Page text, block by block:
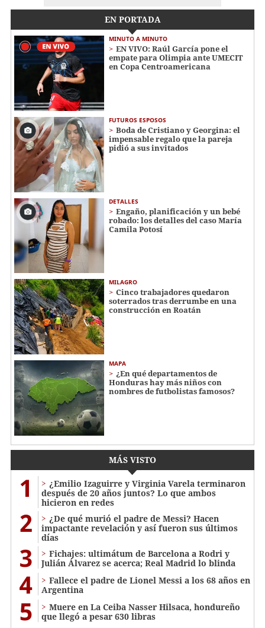
EN PORTADA
MINUTO A MINUTO
EN VIVO: Raúl García pone el
empate para Olimpia ante UMECIT
en Copa Centroamericana
FUTUROS ESPOSOS
Boda de Cristiano y Georgina: el
impensable regalo que la pareja
pidió a sus invitados
DETALLES
Engaño, planificación y un bebé
robado: los detalles del caso María
Camila Potosí
MILAGRO
Cinco trabajadores quedaron
soterrados tras derrumbe en una
construcción en Roatán
MAPA
¿En qué departamentos de
Honduras hay más niños con
nombres de futbolistas famosos?
MÁS VISTO
1
¿Emilio Izaguirre y Virginia Varela terminaron
después de 20 años juntos? Lo que ambos
hicieron en redes
2
¿De qué murió el padre de Messi? Hacen
impactante revelación y así fueron sus últimos
días
3
Fichajes: ultimátum de Barcelona a Rodri y
Julián Álvarez se acerca; Real Madrid lo blinda
4
Fallece el padre de Lionel Messi a los 68 años en
Argentina
5
Muere en La Ceiba Nasser Hilsaca, hondureño
que llegó a pesar 630 libras